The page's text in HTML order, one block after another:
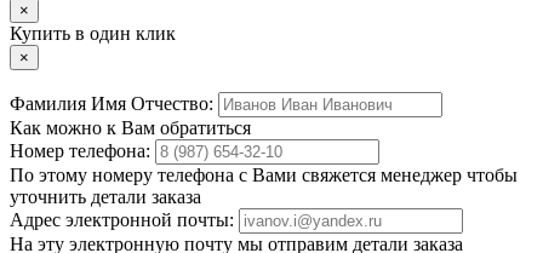
×
Купить в один клик
×
Фамилия Имя Отчество:
Как можно к Вам обратиться
Номер телефона:
По этому номеру телефона с Вами свяжется менеджер чтобы
уточнить детали заказа
Адрес электронной почты:
На эту электронную почту мы отправим детали заказа